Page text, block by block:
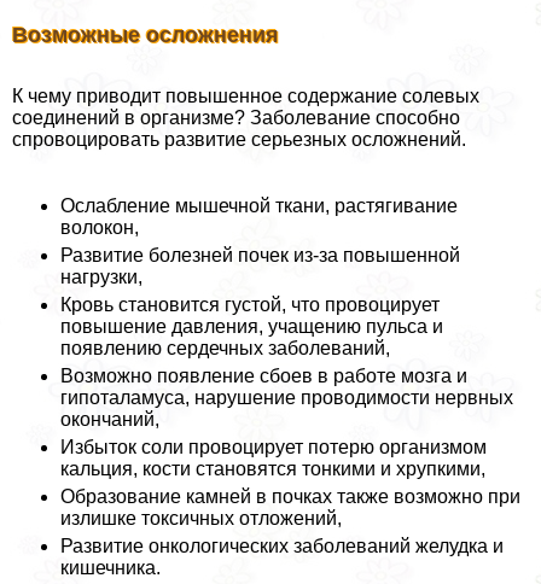
Возможные осложнения
К чему приводит повышенное содержание солевых
соединений в организме? Заболевание способно
спровоцировать развитие серьезных осложнений.
Ослабление мышечной ткани, растягивание
волокон,
Развитие болезней почек из-за повышенной
нагрузки,
Кровь становится густой, что провоцирует
повышение давления, учащению пульса и
появлению сердечных заболеваний,
Возможно появление сбоев в работе мозга и
гипоталамуса, нарушение проводимости нервных
окончаний,
Избыток соли провоцирует потерю организмом
кальция, кости становятся тонкими и хрупкими,
Образование камней в почках также возможно при
излишке токсичных отложений,
Развитие oнкoлoгических заболеваний желудка и
кишечника.